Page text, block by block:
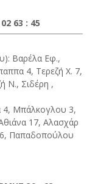
63 : 45
Βαρέλα Εφ.,
4, Τερεζή Χ. 7,
Ν., Σιδέρη ,
4, Μπάλκογλου 3,
17, Αλασχάρ
6, Παπαδοπούλου